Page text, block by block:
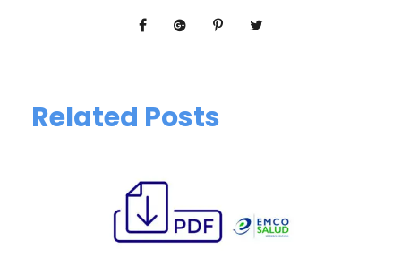
Related Posts